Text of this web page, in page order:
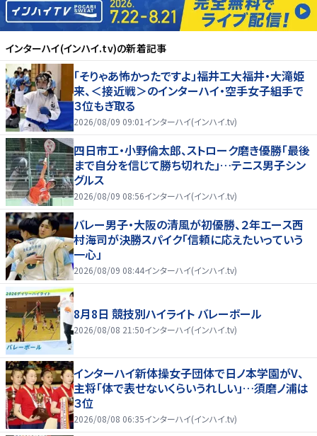
インターハイ(インハイ.tv)の新着記事
「そりゃあ怖かったですよ」福井工大福井・大滝姫
来、＜接近戦＞のインターハイ・空手女子組手で
３位もぎ取る
2026/08/09 09:01 インターハイ(インハイ.tv)
四日市工・小野倫太郎、ストローク磨き優勝「最後
まで自分を信じて勝ち切れた」…テニス男子シン
グルス
2026/08/09 08:56インターハイ(インハイ.tv)
バレー男子・大阪の清風が初優勝、２年エース西
村海司が決勝スパイク「信頼に応えたいっていう
一心」
2026/08/09 08:44インターハイ(インハイ.tv)
8月8日 競技別ハイライト バレーボール
2026/08/08 21:50インターハイ(インハイ.tv)
インターハイ新体操女子団体で日ノ本学園がV、
主将「体で表せないくらいうれしい」…須磨ノ浦は
３位
2026/08/08 06:35インターハイ(インハイ.tv)